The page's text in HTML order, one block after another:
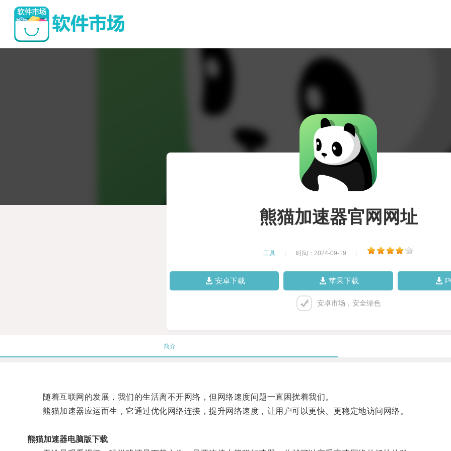
熊猫加速器官网网址
工具 时间：2024-09-19
安卓下载 苹果下载
安卓市场，安全绿色
简介
随着互联网的发展，我们的生活离不开网络，但网络速度问题一直困扰着我们。
熊猫加速器应运而生，它通过优化网络连接，提升网络速度，让用户可以更快、更稳定地访问网络。
熊猫加速器电脑版下载